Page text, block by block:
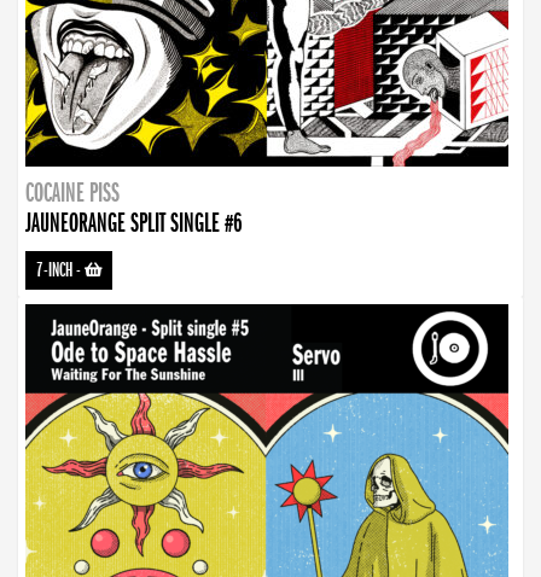
COCAINE PISS
JAUNEORANGE SPLIT SINGLE #6
7-INCH-